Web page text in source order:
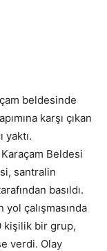
beldesinde
karşı çıkan
yaktı.
Beldesi
santralin
basıldı.
çalışmasında
kişilik bir grup,
verdi. Olay